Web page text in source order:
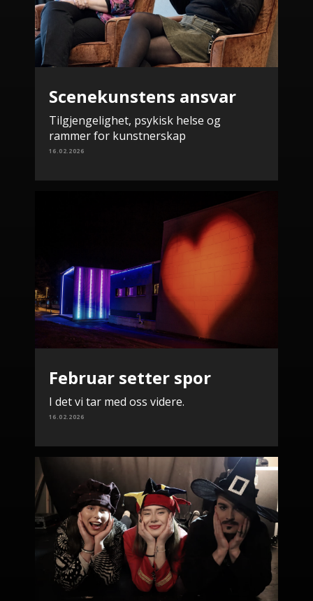
Scenekunstens ansvar
Tilgjengelighet, psykisk helse og
rammer for kunstnerskap
16.02.2026
Februar setter spor
I det vi tar med oss videre.
16.02.2026